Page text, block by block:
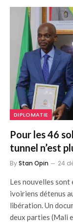
DIPLOMATIE
Pour les 46
tunnel n’est
ByStan Opin 24
Les nouvelles sont
ivoiriens détenus
libération. Un
deux parties (Mali